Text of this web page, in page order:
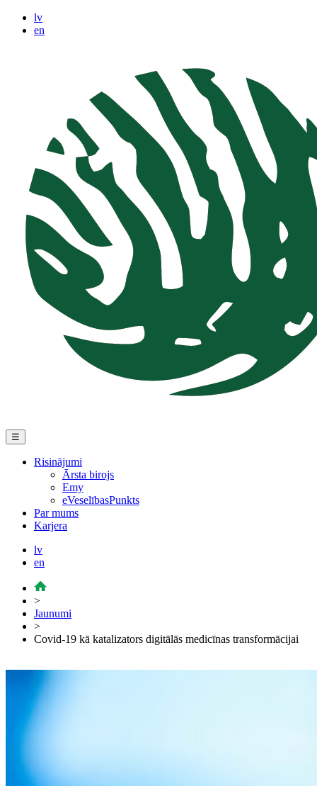
lv
en
☰
Risinājumi
Ārsta birojs
Emy
eVeselībasPunkts
Par mums
Karjera
lv
en
>
Jaunumi
>
Covid-19 kā katalizators digitālās medicīnas transformācijai